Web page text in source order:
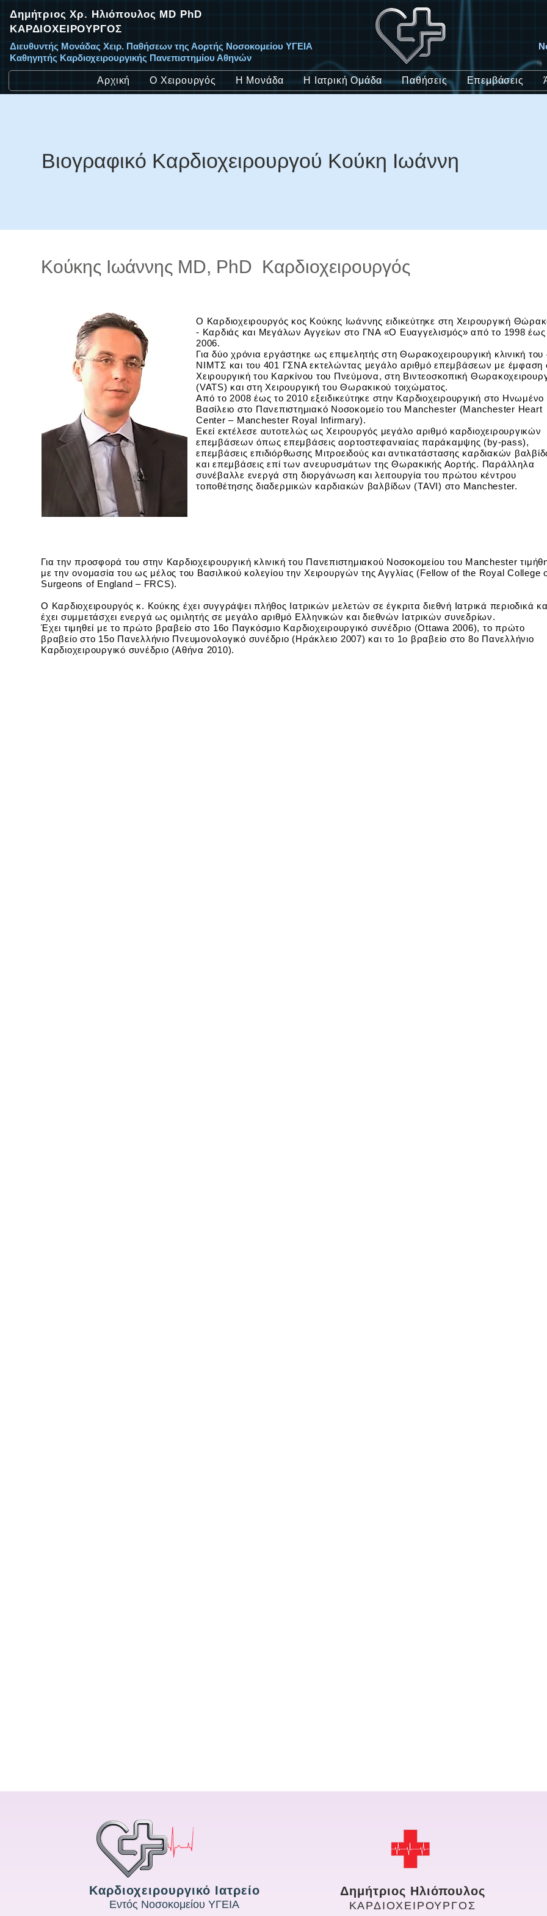
Δημήτριος Χρ. Ηλιόπουλος MD PhD
ΚΑΡΔΙΟΧΕΙΡΟΥΡΓΟΣ
Διευθυντής Μονάδας Χειρ. Παθήσεων της Αορτής Νοσοκομείου ΥΓΕΙΑ
Καθηγητής Καρδιοχειρουργικής Πανεπιστημίου Αθηνών
Αρχική Ο Χειρουργός Η Μονάδα Η Ιατρική Ομάδα Παθήσεις Επεμβάσεις
Βιογραφικό Καρδιοχειρουργού Κούκη Ιωάννη
Κούκης Ιωάννης MD, PhD Καρδιοχειρουργός
Ο Καρδιοχειρουργός κος Κούκης Ιωάννης ειδικεύτηκε στη Χειρουργική
- Καρδιάς και Μεγάλων Αγγείων στο ΓΝΑ «Ο Ευαγγελισμός» από το 1998 έως
2006.
Για δύο χρόνια εργάστηκε ως επιμελητής στη Θωρακοχειρουργική κλινική του
ΝΙΜΤΣ και του 401 ΓΣΝΑ εκτελώντας μεγάλο αριθμό επεμβάσεων με έμφαση
Χειρουργική του Καρκίνου του Πνεύμονα, στη Βιντεοσκοπική
(VATS) και στη Χειρουργική του Θωρακικού τοιχώματος.
Από το 2008 έως το 2010 εξειδικεύτηκε στην Καρδιοχειρουργική στο Ηνωμένο
Βασίλειο στο Πανεπιστημιακό Νοσοκομείο του Manchester (Manchester Heart
Center – Manchester Royal Infirmary).
Εκεί εκτέλεσε αυτοτελώς ως Χειρουργός μεγάλο αριθμό καρδιοχειρουργικών
επεμβάσεων όπως επεμβάσεις αορτοστεφανιαίας παράκαμψης (by-pass),
επεμβάσεις επιδιόρθωσης Μιτροειδούς και αντικατάστασης καρδιακών
και επεμβάσεις επί των ανευρυσμάτων της Θωρακικής Αορτής. Παράλληλα
συνέβαλλε ενεργά στη διοργάνωση και λειτουργία του πρώτου κέντρου
τοποθέτησης διαδερμικών καρδιακών βαλβίδων (TAVI) στο Manchester.
Για την προσφορά του στην Καρδιοχειρουργική κλινική του Πανεπιστημιακού Νοσοκομείου του Manchester
με την ονομασία του ως μέλος του Βασιλικού κολεγίου την Χειρουργών της Αγγλίας (Fellow of the Royal College
Surgeons of England – FRCS).
Ο Καρδιοχειρουργός κ. Κούκης έχει συγγράψει πλήθος Ιατρικών μελετών σε έγκριτα διεθνή Ιατρικά περιοδικά
έχει συμμετάσχει ενεργά ως ομιλητής σε μεγάλο αριθμό Ελληνικών και διεθνών Ιατρικών συνεδρίων.
Έχει τιμηθεί με το πρώτο βραβείο στο 16ο Παγκόσμιο Καρδιοχειρουργικό συνέδριο (Ottawa 2006), το πρώτο
βραβείο στο 15ο Πανελλήνιο Πνευμονολογικό συνέδριο (Ηράκλειο 2007) και το 1ο βραβείο στο 8ο Πανελλήνιο
Καρδιοχειρουργικό συνέδριο (Αθήνα 2010).
Καρδιοχειρουργικό Ιατρείο
Εντός Νοσοκομείου ΥΓΕΙΑ
Δημήτριος Ηλιόπουλος
ΚΑΡΔΙΟΧΕΙΡΟΥΡΓΟΣ